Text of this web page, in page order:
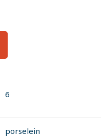
6
porselein